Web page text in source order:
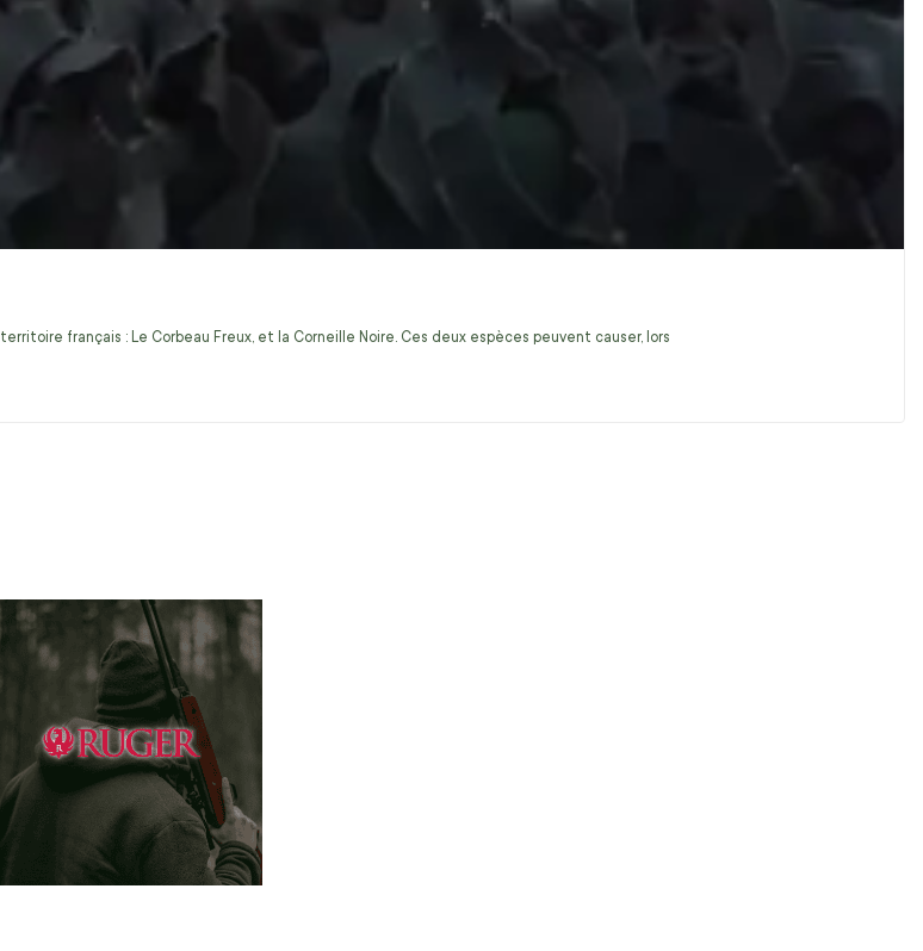
français : Le Corbeau Freux, et la Corneille Noire. Ces deux espèces peuvent causer, lors